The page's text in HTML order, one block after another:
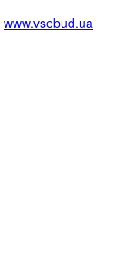
www.vsebud.ua